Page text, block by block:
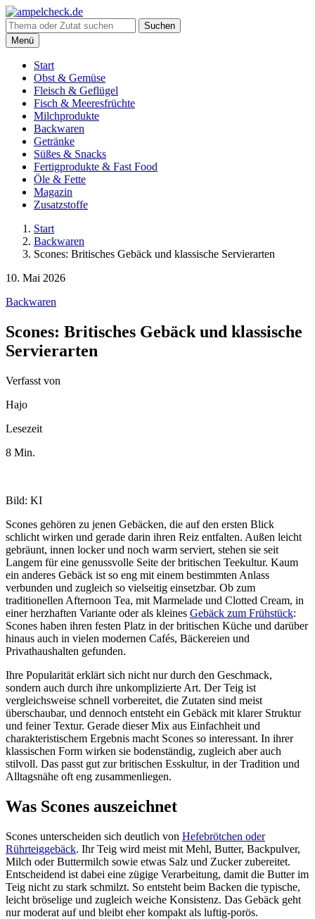
Suche
nach:
Suchen
Menü
Start
Obst & Gemüse
Fleisch & Geflügel
Fisch & Meeresfrüchte
Milchprodukte
Backwaren
Getränke
Süßes & Snacks
Fertigprodukte & Fast Food
Öle & Fette
Magazin
Zusatzstoffe
Start
Backwaren
Scones: Britisches Gebäck und klassische Servierarten
10. Mai 2026
Backwaren
Scones: Britisches Gebäck und klassische
Servierarten
Verfasst von
Hajo
Lesezeit
8 Min.
Bild: KI
Scones gehören zu jenen Gebäcken, die auf den ersten Blick
schlicht wirken und gerade darin ihren Reiz entfalten. Außen leicht
gebräunt, innen locker und noch warm serviert, stehen sie seit
Langem für eine genussvolle Seite der britischen Teekultur. Kaum
ein anderes Gebäck ist so eng mit einem bestimmten Anlass
verbunden und zugleich so vielseitig einsetzbar. Ob zum
traditionellen Afternoon Tea, mit Marmelade und Clotted Cream, in
einer herzhaften Variante oder als kleines Gebäck zum Frühstück:
Scones haben ihren festen Platz in der britischen Küche und darüber
hinaus auch in vielen modernen Cafés, Bäckereien und
Privathaushalten gefunden.
Ihre Popularität erklärt sich nicht nur durch den Geschmack,
sondern auch durch ihre unkomplizierte Art. Der Teig ist
vergleichsweise schnell vorbereitet, die Zutaten sind meist
überschaubar, und dennoch entsteht ein Gebäck mit klarer Struktur
und feiner Textur. Gerade dieser Mix aus Einfachheit und
charakteristischem Ergebnis macht Scones so interessant. In ihrer
klassischen Form wirken sie bodenständig, zugleich aber auch
stilvoll. Das passt gut zur britischen Esskultur, in der Tradition und
Alltagsnähe oft eng zusammenliegen.
Was Scones auszeichnet
Scones unterscheiden sich deutlich von Hefebrötchen oder
Rührteiggebäck. Ihr Teig wird meist mit Mehl, Butter, Backpulver,
Milch oder Buttermilch sowie etwas Salz und Zucker zubereitet.
Entscheidend ist dabei eine zügige Verarbeitung, damit die Butter im
Teig nicht zu stark schmilzt. So entsteht beim Backen die typische,
leicht bröselige und zugleich weiche Konsistenz. Das Gebäck geht
nur moderat auf und bleibt eher kompakt als luftig-porös.